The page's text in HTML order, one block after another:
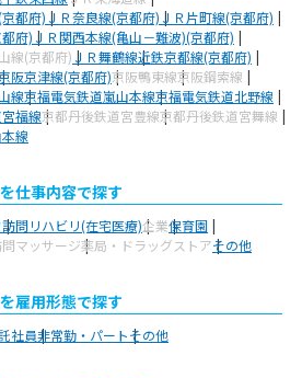
都府)ＪＲ奈良線(京都府)ＪＲ片町線(京都府)
府)ＪＲ関西本線(亀山－難波)(京都府)
線(京都府)ＪＲ舞鶴線近鉄京都線(京都府)
阪京津線(京都府)京阪鴨東線京阪鋼索線
線京福電気鉄道嵐山本線京福電気鉄道北野線
福線京都丹後鉄道宮豊線京都丹後鉄道宮舞線
線
仕事内容で探す
訪問リハビリ(在宅医療)企業保育園
問マッサージ薬局・ドラッグストアその他
雇用形態で探す
社員非常勤・パートその他